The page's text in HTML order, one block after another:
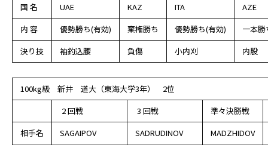
国 名
UAE KAZ ITA
AZE
内 容
優勢勝ち(有効) 棄権勝ち 優勢勝ち(有効)
一本勝
決り技
袖釣込腰 負傷 小内刈 内股
100kg級 新井 道大（東海大学3年） 2位
2 回戦
3 回戦
準々決勝戦
相手名
SAGAIPOV SADRUDINOV
MADZHIDOV